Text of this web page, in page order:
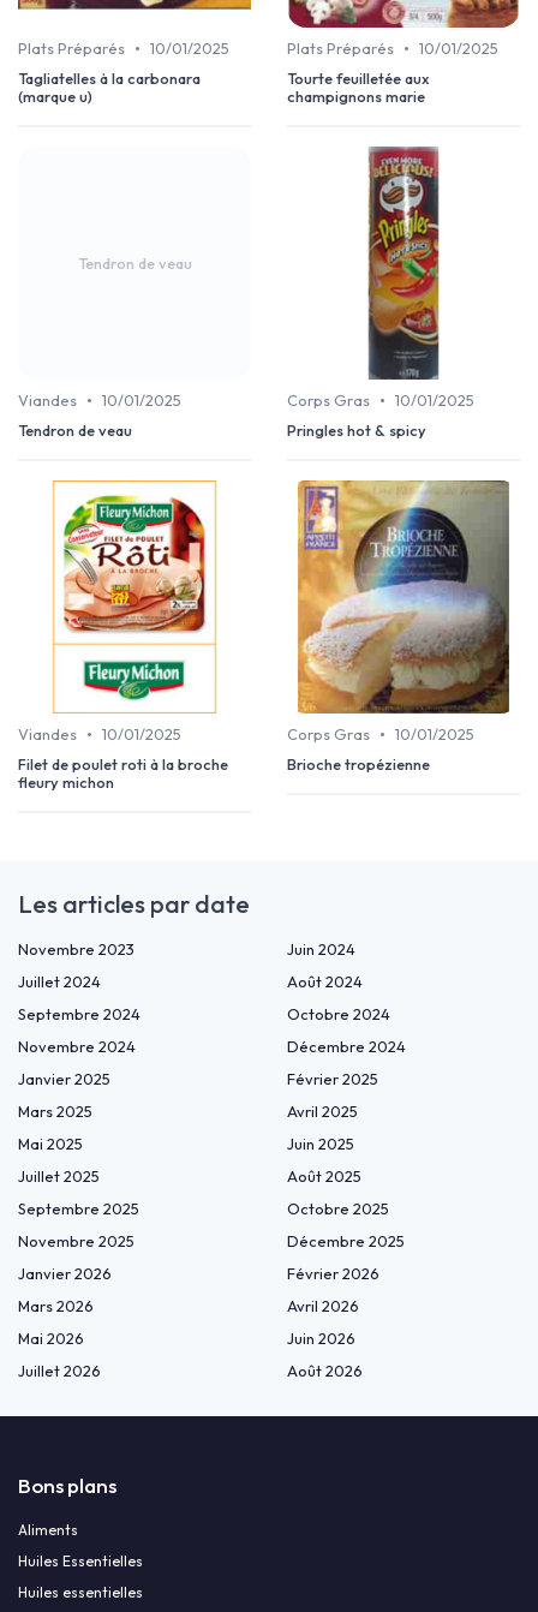
Plats Préparés • 10/01/2025
Tagliatelles à la carbonara
(marque u)
Plats Préparés • 10/01/2025
Tourte feuilletée aux
champignons marie
Tendron de veau
Viandes • 10/01/2025
Tendron de veau
Corps Gras • 10/01/2025
Pringles hot & spicy
Viandes • 10/01/2025
Filet de poulet roti à la broche
fleury michon
Corps Gras • 10/01/2025
Brioche tropézienne
Les articles par date
Novembre 2023
Juin 2024
Juillet 2024
Août 2024
Septembre 2024
Octobre 2024
Novembre 2024
Décembre 2024
Janvier 2025
Février 2025
Mars 2025
Avril 2025
Mai 2025
Juin 2025
Juillet 2025
Août 2025
Septembre 2025
Octobre 2025
Novembre 2025
Décembre 2025
Janvier 2026
Février 2026
Mars 2026
Avril 2026
Mai 2026
Juin 2026
Juillet 2026
Août 2026
Bons plans
Aliments
Huiles Essentielles
Huiles essentielles